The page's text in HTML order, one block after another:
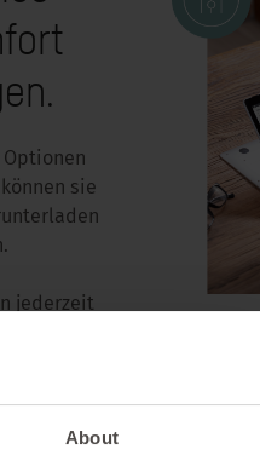
About
sie
jederzeit